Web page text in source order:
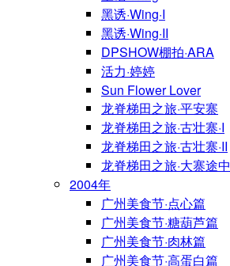
黑诱·Wing·I
黑诱·Wing·II
DPSHOW棚拍·ARA
活力·婷婷
Sun Flower Lover
龙脊梯田之旅·平安寨
龙脊梯田之旅·古壮寨·I
龙脊梯田之旅·古壮寨·II
龙脊梯田之旅·大寨途中
2004年
广州美食节·点心篇
广州美食节·糖葫芦篇
广州美食节·肉林篇
广州美食节·高蛋白篇